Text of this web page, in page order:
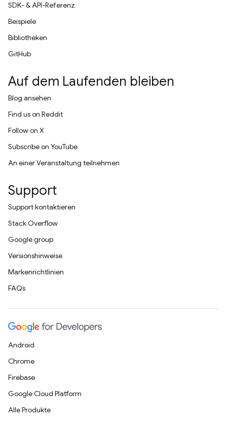
SDK- & API-Referenz
Beispiele
Bibliotheken
GitHub
Auf dem Laufenden bleiben
Blog ansehen
Find us on Reddit
Follow on X
Subscribe on YouTube
An einer Veranstaltung teilnehmen
Support
Support kontaktieren
Stack Overflow
Google group
Versionshinweise
Markenrichtlinien
FAQs
Android
Chrome
Firebase
Google Cloud Platform
Alle Produkte